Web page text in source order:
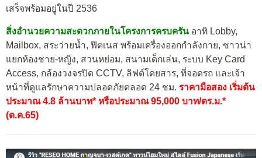
เสร็จพร้อมอยู่ในปี 2536
สิ่งอำนวยความสะดวกภายในโครงการครบครัน อาทิ Lobby,
Mailbox, สระว่ายน้ำ, ฟิตเนส พร้อมเครื่องออกกำลังกาย, ซาวน่า
แยกห้องชาย-หญิง, สวนหย่อม, สนามเด็กเล่น, ระบบ Key Card
Access, กล้องวงจรปิด CCTV, ลิฟต์โดยสาร, ที่จอดรถ และเจ้า
หน้าที่ดูแลรักษาความปลอดภัยตลอด 24 ชม. ราคามือสอง เริ่มต้น
ประมาณ 4.8 ล้านบาท* หรือประมาณ 95,000 บาท/ตร.ม.*
(ต.ค.65)